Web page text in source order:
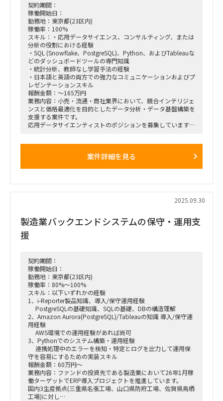
※ 実装中心ではなく、評価・設計・示唆出しがメイン
【必須スキル】
データ活用／分析プロジェクト経験
SQLを用いたデータ理解・分析スキル
データ基盤（DWH／データレイク）の基本知識
関係者と議論しながら整理できるコミュニケーション力
【歓迎スキル】
AWSでのデータ基盤知見
データマネジメント／ガバナンス経験
データ活用組織立ち上げ支援経験
機械学習・予測分析の構想／PoC経験
【稼働条件】
形態：業務委託
勤務：常駐（東京都千代田区・水道橋）
契約期間：
稼働開始日：
勤務地：東京都(23区内)
稼働率：100%
スキル：・応用データサイエンス、コンサルティング、または
分析の役割における経験
・SQL (Snowflake、PostgreSQL)、Python、およびTableauな
どのダッシュボードツールの専門知識
・統計分析、教師なし学習手法の経験
・日本語と英語の両方での強力なコミュニケーションおよびプ
レゼンテーションスキル
報酬金額：～165万円
業務内容：小売・流通・商社業界において、競合インテリジェ
ンスと価格最適化を目的としたデータ分析・データ基盤構築を
支援する案件です。
応用データサイエンティストのポジションを募集しています。
・クライアントと連携し、データ活用を通じたビジネス変革を
案件詳細を見る
2025.09.30
製造業バックエンドシステムの保守・運用支
援
契約期間：
稼働開始日：
勤務地：東京都(23区内)
稼働率：80%～100%
スキル：以下いずれかの経験
1、i-Reporter製品知識、導入/保守運用経験
PostgreSQLの基礎知識、SQLの基礎、DBの構造理解
2、Amazon Aurora(PostgreSQL)/Tableauの知識 導入/保守運
用経験
AWS環境での運用経験があれば尚可
3、Pythonでのシステム構築・運用経験
連携処理中のエラーを検知・特定とログを出力して運用保
守を容易にするための実装スキル
報酬金額：60万円～
業務内容：ファンドの投資先である製造業において26年1月稼
働ターゲットでERP導入プロジェクトを推進しています。
国内3生産拠点(三重県名張工場、山口県防府工場、佐賀県鳥栖
工場)に対し